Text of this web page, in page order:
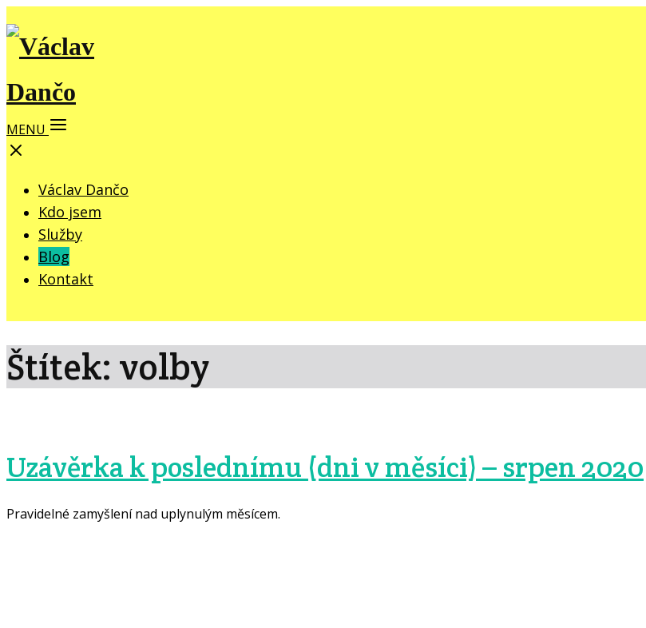
MENU
Václav Dančo
Kdo jsem
Služby
Blog
Kontakt
Štítek: volby
Uzávěrka k poslednímu (dni v měsíci) – srpen 2020
Pravidelné zamyšlení nad uplynulým měsícem.